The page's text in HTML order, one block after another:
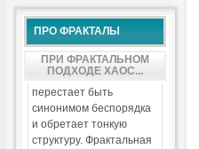
ПРО ФРАКТАЛЫ
ПРИ ФРАКТАЛЬНОМ
ПОДХОДЕ ХАОС...
перестает быть
синонимом беспорядка
и обретает тонкую
структуру. Фрактальная